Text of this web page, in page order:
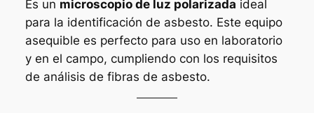
Es un microscopio de luz polarizada ideal
para la identificación de asbesto. Este equipo
asequible es perfecto para uso en laboratorio
y en el campo, cumpliendo con los requisitos
de análisis de fibras de asbesto.